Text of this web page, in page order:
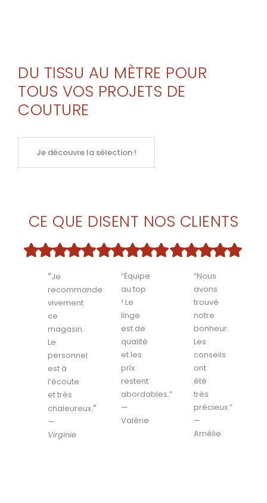
DU TISSU AU MÈTRE POUR
TOUS VOS PROJETS DE
COUTURE
Je découvre la sélection !
CE QUE DISENT NOS CLIENTS
“Je
recommande
vivement
ce
magasin.
Le
personnel
est à
l’écoute
et très
chaleureux.”
—
Virginie
“Équipe
au top
! Le
linge
est de
qualité
et les
prix
restent
abordables.”
—
Valérie
“Nous
avons
trouvé
notre
bonheur.
Les
conseils
ont
été
très
précieux.”
—
Amélie